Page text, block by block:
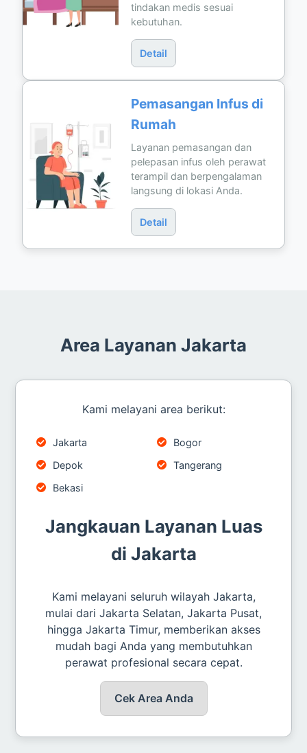
tindakan medis sesuai
kebutuhan.
Detail
Pemasangan Infus di
Rumah
Layanan pemasangan dan
pelepasan infus oleh perawat
terampil dan berpengalaman
langsung di lokasi Anda.
Detail
Area Layanan Jakarta
Kami melayani area berikut:
Jakarta
Bogor
Depok
Tangerang
Bekasi
Jangkauan Layanan Luas
di Jakarta
Kami melayani seluruh wilayah Jakarta,
mulai dari Jakarta Selatan, Jakarta Pusat,
hingga Jakarta Timur, memberikan akses
mudah bagi Anda yang membutuhkan
perawat profesional secara cepat.
Cek Area Anda